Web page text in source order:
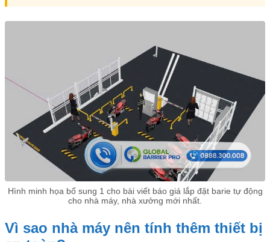
Hình minh họa bổ sung 1 cho bài viết báo giá lắp đặt barie tự động
cho nhà máy, nhà xưởng mới nhất.
Vì sao nhà máy nên tính thêm thiết bị